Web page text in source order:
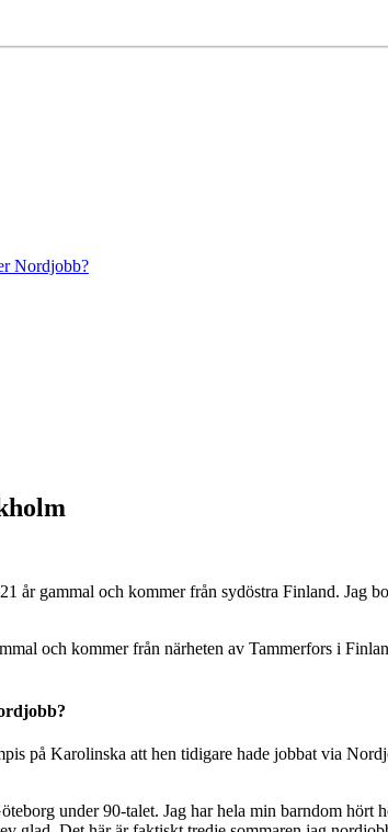
Nordjobb?
år gammal och kommer från sydöstra Finland. Jag
och kommer från närheten av Tammerfors i
på Karolinska att hen tidigare hade jobbat via
under 90-talet. Jag har hela min barndom hört